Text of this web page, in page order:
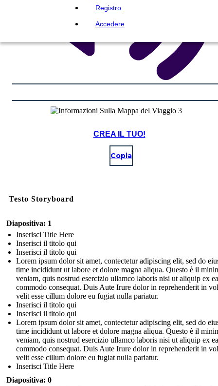
Registro
Accedere
CREA IL TUO!
Copia
Testo Storyboard
Diapositiva: 1
Inserisci Title Here
Inserisci il titolo qui
Inserisci il titolo qui
Lorem ipsum dolor sit amet, contectetur adipiscing elit, sed do
time incididunt ut labore et dolore magna aliqua. Questo è il
veniam, quis nostrud esercizio ullamco laboris nisi ut aliquip ex ea
commodo consequat. Duis Aute Irure dolor in reprehenderit in
velit esse cillum dolore eu fugiat nulla pariatur.
Inserisci il titolo qui
Inserisci il titolo qui
Lorem ipsum dolor sit amet, contectetur adipiscing elit, sed do
time incididunt ut labore et dolore magna aliqua. Questo è il
veniam, quis nostrud esercizio ullamco laboris nisi ut aliquip ex ea
commodo consequat. Duis Aute Irure dolor in reprehenderit in
velit esse cillum dolore eu fugiat nulla pariatur.
Inserisci Title Here
Diapositiva: 0